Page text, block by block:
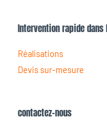
Intervention rapide
Réalisations
Devis sur-mesure
contactez-nous